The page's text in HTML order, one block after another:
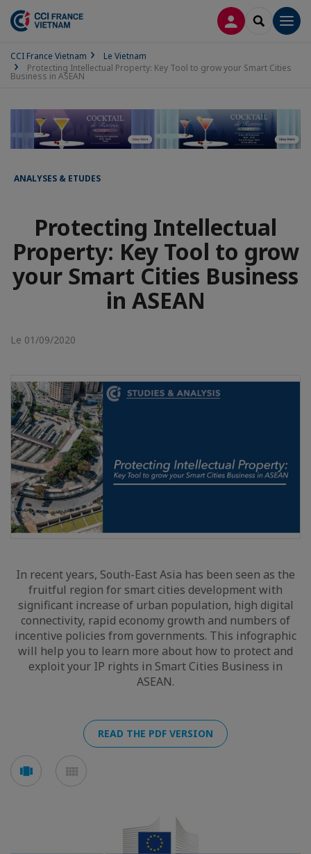
CONNEXION
CCI France Vietnam
Le Vietnam
Protecting Intellectual Property: Key Tool to grow your Smart Cities
Business in ASEAN
ANALYSES & ETUDES
Protecting Intellectual
Property: Key Tool to grow
your Smart Cities Business
in ASEAN
Le 01/09/2020
In recent years, South-East Asia has been seen as the
fruitful region for smart cities development with
significant increase of urban population, high digital
connectivity, rapid economy growth and numbers of
incentive policies from governments. This infographic
will help you to learn more about how to protect and
exploit your IP rights in Smart Cities Business in
ASEAN.
READ THE PDF VERSION
Voir
en
en